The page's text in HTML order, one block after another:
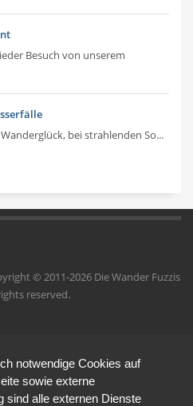
Besuch von unserem
bei strahlenden So...
© 2011-2026 Die Wander Fuzzis
reserved.
notwendige Cookies auf
sowie externe
sind alle externen Dienste